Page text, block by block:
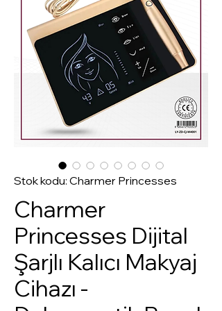
Stok kodu: Charmer Princesses
Charmer
Princesses Dijital
Şarjlı Kalıcı Makyaj
Cihazı -